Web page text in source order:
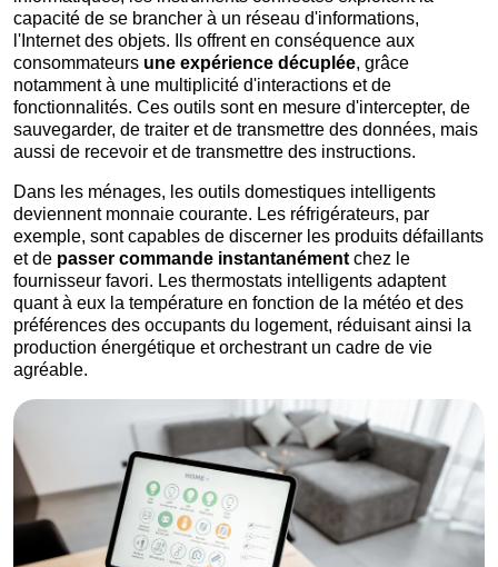
capacité de se brancher à un réseau d'informations,
l'Internet des objets. Ils offrent en conséquence aux
consommateurs une expérience décuplée, grâce
notamment à une multiplicité d'interactions et de
fonctionnalités. Ces outils sont en mesure d'intercepter, de
sauvegarder, de traiter et de transmettre des données, mais
aussi de recevoir et de transmettre des instructions.
Dans les ménages, les outils domestiques intelligents
deviennent monnaie courante. Les réfrigérateurs, par
exemple, sont capables de discerner les produits défaillants
et de passer commande instantanément chez le
fournisseur favori. Les thermostats intelligents adaptent
quant à eux la température en fonction de la météo et des
préférences des occupants du logement, réduisant ainsi la
production énergétique et orchestrant un cadre de vie
agréable.